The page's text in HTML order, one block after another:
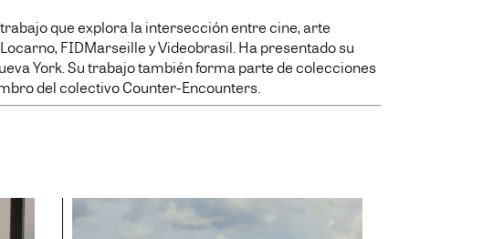
que explora la intersección entre cine, arte
FIDMarseille y Videobrasil. Ha presentado su
York. Su trabajo también forma parte de colecciones
del colectivo Counter-Encounters.